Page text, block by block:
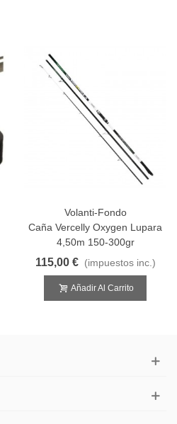
Volanti-Fondo
Caña Vercelly Oxygen Lupara
4,50m 150-300gr
115,00 € (impuestos inc.)
Añadir Al Carrito